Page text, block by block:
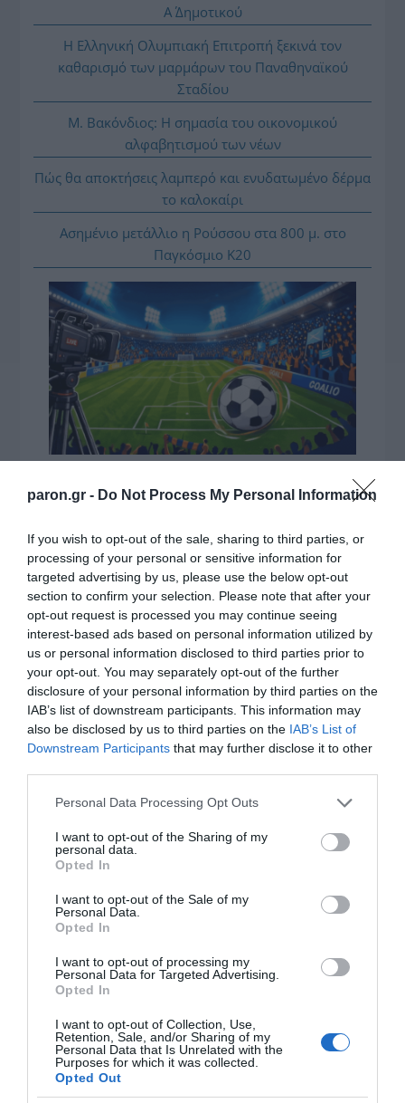
paron.gr - Do Not Process My Personal Information
If you wish to opt-out of the sale, sharing to third parties, or
processing of your personal or sensitive information for
targeted advertising by us, please use the below opt-out
section to confirm your selection. Please note that after your
opt-out request is processed you may continue seeing
interest-based ads based on personal information utilized by
us or personal information disclosed to third parties prior to
your opt-out. You may separately opt-out of the further
disclosure of your personal information by third parties on the
IAB’s list of downstream participants. This information may
also be disclosed by us to third parties on the IAB’s List of
Downstream Participants that may further disclose it to other
Please note that this website/app uses one or more Google
not limited to your visit or usage behaviour. You may click to
grant or deny consent to Google and its third-party tags to
use your data for below specified purposes in below Google
consent section.
Personal Data Processing Opt Outs
I want to opt-out of the Sharing of my
personal data.
Opted In
I want to opt-out of the Sale of my
Personal Data.
Opted In
I want to opt-out of processing my
Personal Data for Targeted Advertising.
Opted In
I want to opt-out of Collection, Use,
Retention, Sale, and/or Sharing of my
Personal Data that Is Unrelated with the
Purposes for which it was collected.
Opted Out
Α΄ Δημοτικού
Η Ελληνική Ολυμπιακή Επιτροπή ξεκινά τον
καθαρισμό των μαρμάρων του Παναθηναϊκού
Σταδίου
Μ. Βακόνδιος: H σημασία του οικονομικού
αλφαβητισμού των νέων
Πώς θα αποκτήσεις λαμπερό και ενυδατωμένο δέρμα
το καλοκαίρι
Ασημένιο μετάλλιο η Ρούσσου στα 800 μ. στο
Παγκόσμιο Κ20
ΔΕΙΤΕ ΤΗΝ ΚΙΝΗΣΗ ΣΤΟΥΣ ΔΡΌΜΟΥΣ
Κίνηση Τώρα: Live Χάρτης Αθήνας
Live ενημέρωση για Κηφισό, Αττική Οδό και κέντρο Αθήνας από το
ΤΟ ΠΑΡΟΝ ΤΗΣ ΚΥΡΙΑΚΗΣ